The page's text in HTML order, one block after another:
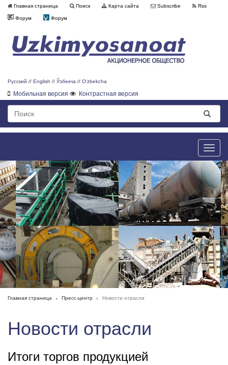
Главная страница Поиск Карта сайта Subscribe Rss
Форум Форум
Русский // English // Ўзбекча // O'zbekcha
Мобильная версия Контрастная версия
Toggle
Главная страница Пресс-центр Новости отрасли
Новости отрасли
Итоги торгов продукцией